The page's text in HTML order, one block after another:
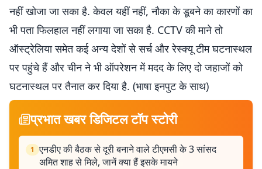
नहीं खोजा जा सका है. केवल यहीं नहीं, नौका के डूबने का कारणों का
भी पता फिलहाल नहीं लगाया जा सका है. CCTV की माने तो
ऑस्ट्रेलिया समेत कई अन्य देशों से सर्च और रेस्क्यू टीम घटनास्थल
पर पहुंचे हैं और चीन ने भी ऑपरेशन में मदद के लिए दो जहाजों को
घटनास्थल पर तैनात कर दिया है. (भाषा इनपुट के साथ)
प्रभात खबर डिजिटल टॉप स्टोरी
1 एनडीए की बैठक से दूरी बनाने वाले टीएमसी के 3 सांसद
अमित शाह से मिले, जानें क्या हैं इसके मायने